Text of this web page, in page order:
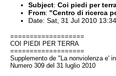
Subject:Coi piedi per
From: "Centro di ricerca
Date: Sat, 31 Jul 2010
===================
COI PIEDI PER TERRA
===================
Supplemento de "La nonviolenza e'
Numero 309 del 31 luglio 2010